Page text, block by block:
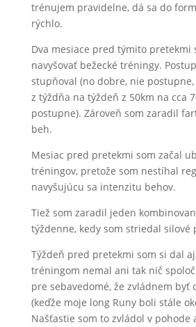
trénujem pravidelne, dá sa do
rýchlo.
Dva mesiace pred týmito pretekmi
navyšovať bežecké tréningy.
stupňoval (no dobre, nie
z týždňa na týždeň z 50km na cca
postupne). Zároveň som zaradil
beh.
Mesiac pred pretekmi som začal
tréningov, pretože som nestíhal
navyšujúcu sa intenzitu behov.
Tiež som zaradil jeden
týždenne, kedy som striedal silové
Týždeň pred pretekmi som si dal
tréningom nemal ani tak nič
pre sebavedomé, že zvládnem byť
(keďže moje long Runy boli stále
Našťastie som to zvládol v pohode